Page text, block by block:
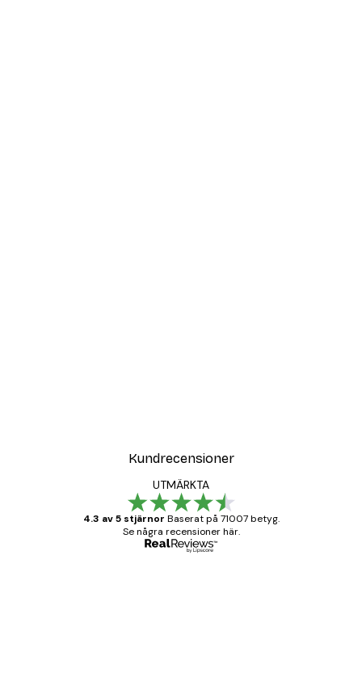
Kundrecensioner
UTMÄRKTA
4.3 av 5 stjärnor Baserat på 71007 betyg.
Se några recensioner här.